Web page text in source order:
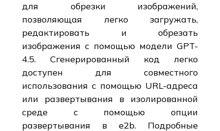
для обрезки изображений,
позволяющая легко загружать,
редактировать и обрезать
изображения с помощью модели GPT-
4.5. Сгенерированный код легко
доступен для совместного
использования с помощью URL-адреса
или развертывания в изолированной
среде с помощью опции
развертывания в e2b. Подробные